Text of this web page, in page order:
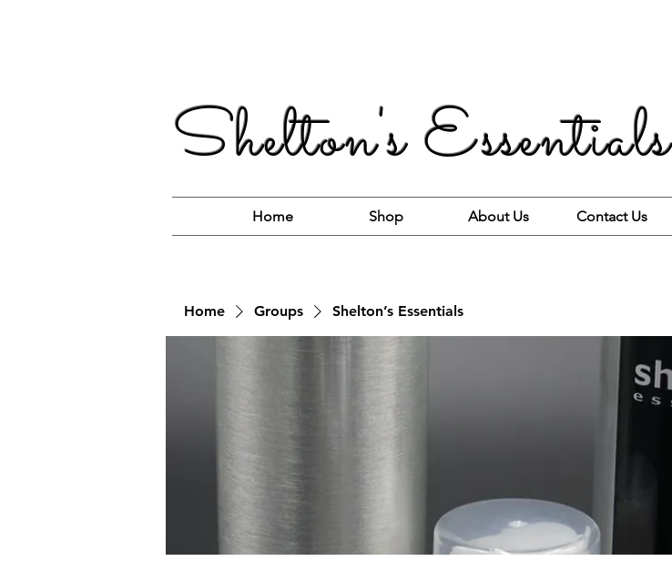
Shelton's Essentials
Home Shop About Us Contact Us
Home Groups Shelton’s Essentials